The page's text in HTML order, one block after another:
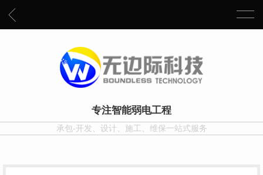
专注智能弱电工程
承包-开发、设计、施工、维保一站式服务